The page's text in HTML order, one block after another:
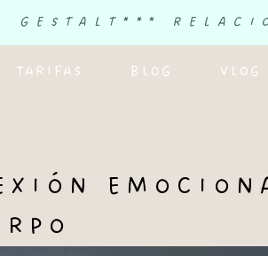
***
TARIFAS BLOG VLOG